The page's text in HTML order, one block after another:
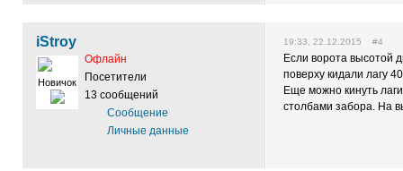
iStroy
Новичок
Офлайн
Посетители
13 сообщений
Сообщение
Личные данные
19:33, 22.12.2015 #4
Если ворота высотой
поверху кидали лагу
Еще можно кинуть
столбами забора. На